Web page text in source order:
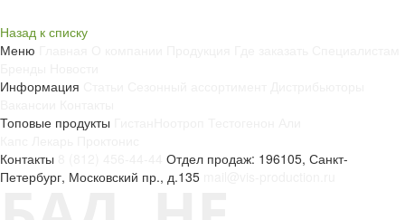
Назад к списку
Меню
Информация
Топовые продукты
Контакты
Отдел продаж: 196105, Санкт-
Петербург, Московский пр., д.135